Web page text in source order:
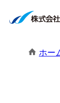
ホー